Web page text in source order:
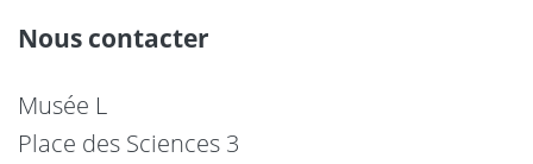
Nous contacter
Musée L
Place des Sciences 3